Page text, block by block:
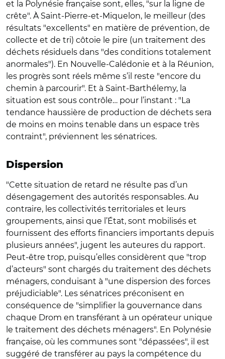
et la Polynésie française sont, elles, "sur la ligne de
crête". À Saint-Pierre-et-Miquelon, le meilleur (des
résultats "excellents" en matière de prévention, de
collecte et de tri) côtoie le pire (un traitement des
déchets résiduels dans "des conditions totalement
anormales"). En Nouvelle-Calédonie et à la Réunion,
les progrès sont réels même s’il reste "encore du
chemin à parcourir". Et à Saint-Barthélemy, la
situation est sous contrôle… pour l’instant : "La
tendance haussière de production de déchets sera
de moins en moins tenable dans un espace très
contraint", préviennent les sénatrices.
Dispersion
"Cette situation de retard ne résulte pas d’un
désengagement des autorités responsables. Au
contraire, les collectivités territoriales et leurs
groupements, ainsi que l’État, sont mobilisés et
fournissent des efforts financiers importants depuis
plusieurs années", jugent les auteures du rapport.
Peut-être trop, puisqu’elles considèrent que "trop
d’acteurs" sont chargés du traitement des déchets
ménagers, conduisant à "une dispersion des forces
préjudiciable". Les sénatrices préconisent en
conséquence de "simplifier la gouvernance dans
chaque Drom en transférant à un opérateur unique
le traitement des déchets ménagers". En Polynésie
française, où les communes sont "dépassées", il est
suggéré de transférer au pays la compétence du